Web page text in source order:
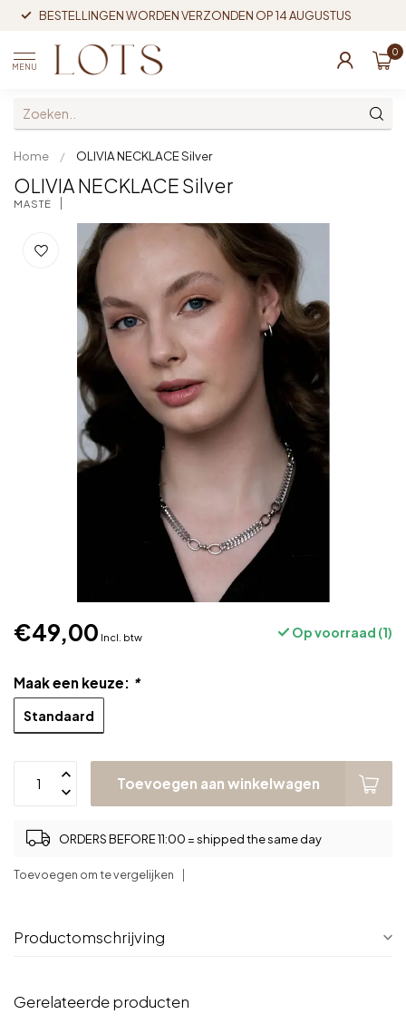
BESTELLINGEN WORDEN VERZONDEN OP 14 AUGUSTUS
MENU
0
Home / OLIVIA NECKLACE Silver
OLIVIA NECKLACE Silver
MASTÉ
€49,00 Incl. btw Op voorraad (1)
Maak een keuze: *
Standaard
Toevoegen aan winkelwagen
ORDERS BEFORE 11:00 = shipped the same day
Toevoegen om te vergelijken
Productomschrijving
Gerelateerde producten